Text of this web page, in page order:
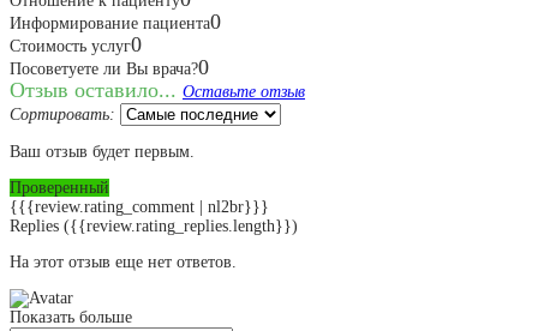
Информирование пациента0
Стоимость услуг0
Посоветуете ли Вы врача?0
Отзыв оставило... Оставьте отзыв
Сортировать:
Ваш отзыв будет первым.
Проверенный
{{{review.rating_comment | nl2br}}}
Replies ({{review.rating_replies.length}})
На этот отзыв еще нет ответов.
Показать больше